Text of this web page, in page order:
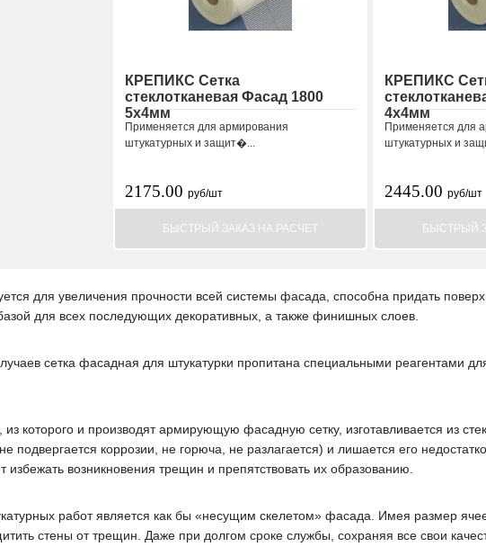
КРЕПИКС Сетка
стеклотканевая Фасад 1800
5х4мм
Применяется для армирования
штукатурных и защит�...
2175.00руб/шт
БЫСТРЫЙ ЗАКАЗ НА РАСЧЕТ
КРЕПИКС
4х4мм
Применяется для
штукатурных и
2445.00 руб/шт
БЫСТРЫЙ
для увеличения прочности всей системы фасада, способна придать
для всех последующих декоративных, а также финишных слоев.
сетка фасадная для штукатурки пропитана специальными реагентами
из которого и производят армирующую фасадную сетку, изготавливается из
подвергается коррозии, не горюча, не разлагается) и лишается его
избежать возникновения трещин и препятствовать их образованию.
работ является как бы «несущим скелетом» фасада. Имея размер
стены от трещин. Даже при долгом сроке службы, сохраняя все свои